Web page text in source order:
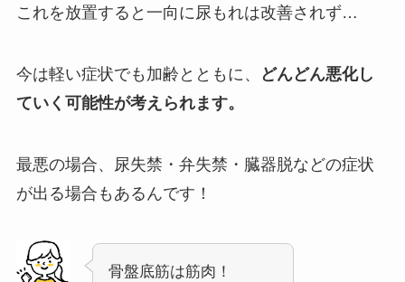
これを放置すると一向に尿もれは改善されず…
今は軽い症状でも加齢とともに、
どんどん悪化し
ていく可能性が考えられます。
最悪の場合、尿失禁・弁失禁・臓器脱などの症状
が出る場合もあるんです！
骨盤底筋は筋肉！